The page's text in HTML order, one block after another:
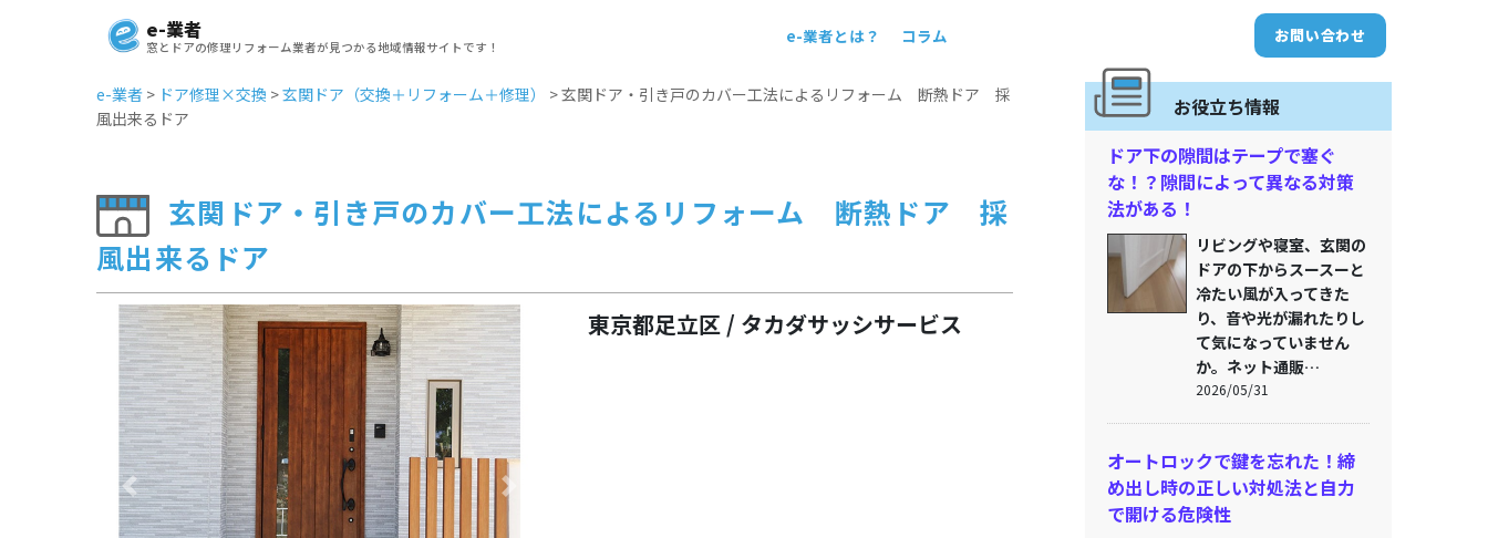
e-業者
窓とドアの修理リフォーム業者が見つかる地域情報サイトです！
e-業者とは？ コラム お問い合わせ
e-業者 > ドア修理×交換 >玄関ドア（交換＋リフォーム＋修理） >玄関ドア・引き戸のカバー工法によるリフォーム 断熱ドア 採
風出来るドア
玄関ドア・引き戸のカバー工法によるリフォーム 断熱ドア 採
風出来るドア
Previous Next
東京都足立区 / タカダサッシサービス
お役立ち情報
ドア下の隙間はテープで塞ぐ
な！？隙間によって異なる対策
法がある！
リビングや寝室、玄関の
ドアの下からスースーと
冷たい風が入ってきた
り、音や光が漏れたりし
て気になっていません
か。ネット通販…
2026/05/31
オートロックで鍵を忘れた！締
め出し時の正しい対処法と自力
で開ける危険性